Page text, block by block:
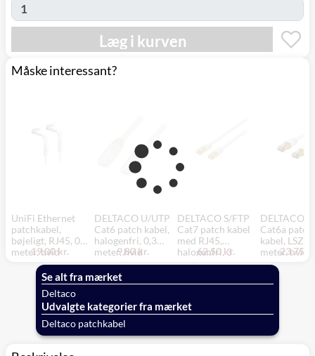
Læg i kurven
Måske interessant?
UniFi Ethernet
patchkabel,
bøjeligt, RJ45, 0,1
meter, hvid
19,00 kr.
DELTACO U/UTP
Cat6 patch kabel,
halogenfri, 0,3
meter, hvid
9,80 kr.
DELTACO S/FTP
Cat7 patch kabel
med RJ45,
halogenfri, 3
meter, hvid
62,50 kr.
DELTACO
Cat6a patch
kabel,
meter, hvid
23,75
Se alt fra mærket
Deltaco
Udvalgte kategorier fra mærket
Deltaco patchkabel